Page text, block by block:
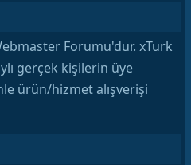
Forumu'dur. xTurk
gerçek kişilerin üye
ürün/hizmet alışverişi